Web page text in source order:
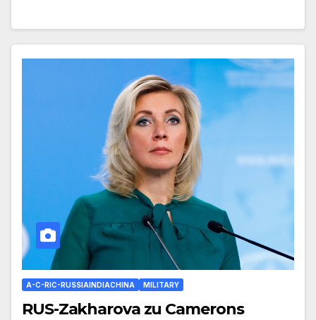
A-C-RIC-RUSSIAINDIACHINA MILITARY
RUS-Zakharova zu Camerons